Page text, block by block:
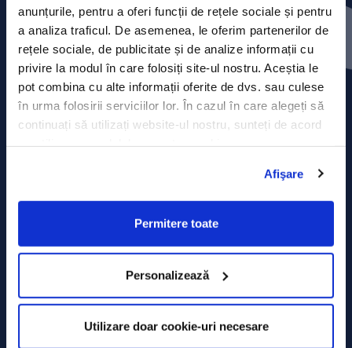
anunțurile, pentru a oferi funcții de rețele sociale și pentru
a analiza traficul. De asemenea, le oferim partenerilor de
rețele sociale, de publicitate și de analize informații cu
privire la modul în care folosiți site-ul nostru. Aceștia le
pot combina cu alte informații oferite de dvs. sau culese
în urma folosirii serviciilor lor. În cazul în care alegeți să
continuați să utilizați website-ul nostru, sunteți de acord
Afişare
Permitere toate
Personalizează
Utilizare doar cookie-uri necesare
Press releases
Privacy Policy
Contact
Data Processing policy
Cookie policy